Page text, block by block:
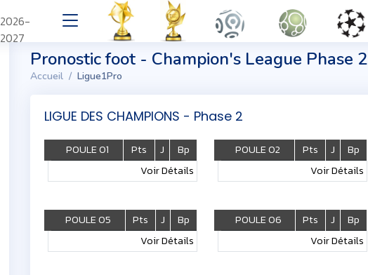
Pronostic foot - Champion's League Phase 2
Accueil Ligue1Pro
2026-
2027
LIGUE DES CHAMPIONS - Phase 2
POULE 01 Pts J
Bp
Voir Détails
POULE 02 Pts J
Bp
Voir Détails
POULE 05 Pts J
Bp
Voir Détails
POULE 06 Pts J
Bp
Voir Détails